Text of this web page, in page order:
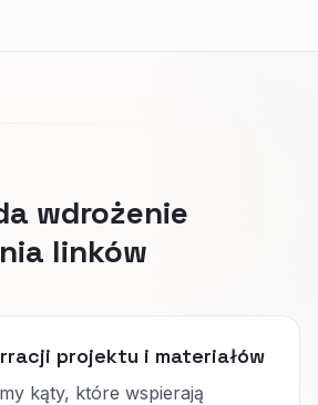
wdrożenie
linków
projektu i materiałów
kąty, które wspierają